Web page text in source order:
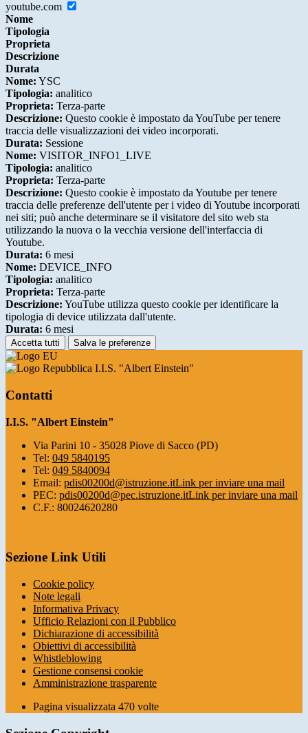
youtube.com
Nome
Tipologia
Proprieta
Descrizione
Durata
Nome: YSC
Tipologia: analitico
Proprieta: Terza-parte
Descrizione: Questo cookie è impostato da YouTube per tenere
traccia delle visualizzazioni dei video incorporati.
Durata: Sessione
Nome: VISITOR_INFO1_LIVE
Tipologia: analitico
Proprieta: Terza-parte
Descrizione: Questo cookie è impostato da Youtube per tenere
traccia delle preferenze dell'utente per i video di Youtube incorporati
nei siti; può anche determinare se il visitatore del sito web sta
utilizzando la nuova o la vecchia versione dell'interfaccia di
Youtube.
Durata: 6 mesi
Nome: DEVICE_INFO
Tipologia: analitico
Proprieta: Terza-parte
Descrizione: YouTube utilizza questo cookie per identificare la
tipologia di device utilizzata dall'utente.
Durata: 6 mesi
Accetta tutti Salva le preferenze
I.I.S. "Albert Einstein"
Contatti
I.I.S. "Albert Einstein"
Via Parini 10 - 35028 Piove di Sacco (PD)
Tel: 049 5840195
Tel: 049 5840094
Email: pdis00200d@istruzione.itLink per inviare una mail
PEC: pdis00200d@pec.istruzione.itLink per inviare una mail
C.F.: 80024620280
Sezione Link Utili
Cookie policy
Note legali
Informativa Privacy
Ufficio Relazioni con il Pubblico
Dichiarazione di accessibilità
Obiettivi di accessibilità
Whistleblowing
Gestione consensi cookie
Amministrazione trasparente
Pagina visualizzata 470 volte